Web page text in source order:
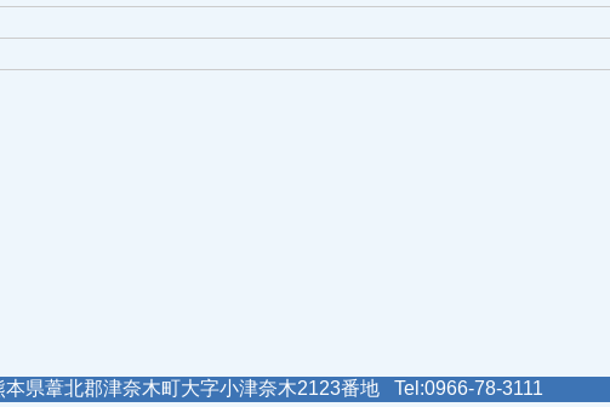
県葦北郡津奈木町大字小津奈木2123番地 Tel:0966-78-3111